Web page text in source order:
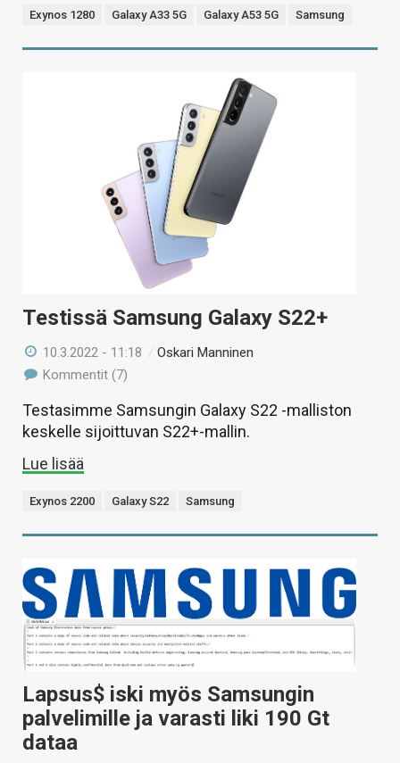
Exynos 1280 Galaxy A33 5G Galaxy A53 5G Samsung
Testissä Samsung Galaxy S22+
10.3.2022 - 11:18 /Oskari Manninen
Kommentit (7)
Testasimme Samsungin Galaxy S22 -malliston
keskelle sijoittuvan S22+-mallin.
Lue lisää
Exynos 2200 Galaxy S22 Samsung
Lapsus$ iski myös Samsungin
palvelimille ja varasti liki 190 Gt
dataa